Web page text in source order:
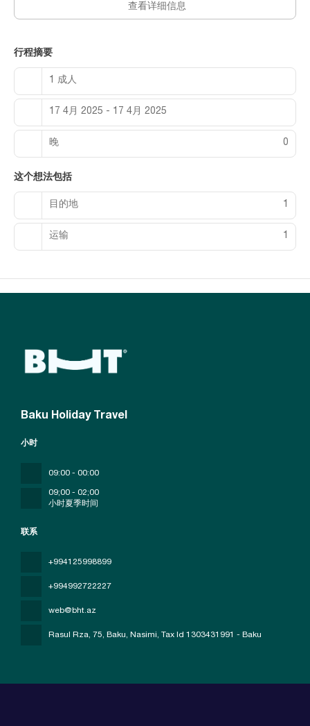
查看详细信息
行程摘要
1 成人
17 4月 2025 - 17 4月 2025
晚 0
这个想法包括
目的地 1
运输 1
Baku Holiday Travel
联系
+994125998899
+994992722227
web@bht.az
Rasul Rza, 75, Baku, Nasimi, Tax Id 1303431991 - Baku
小时
09:00 - 00:00
09;00 - 02;00
小时夏季时间